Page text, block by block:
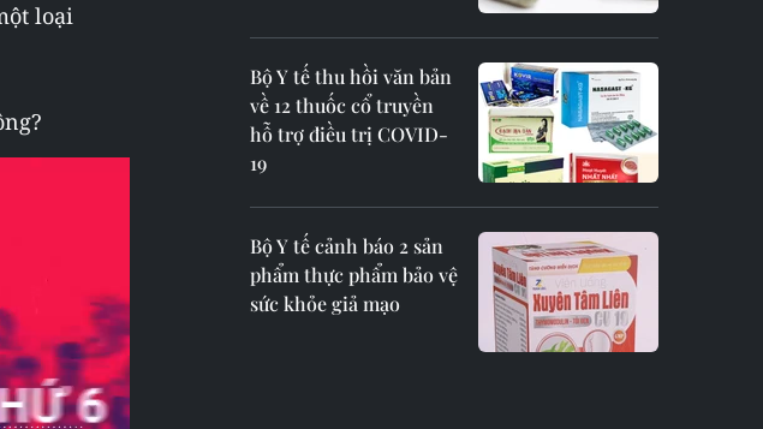
loại
Bộ Y tế thu hồi văn bản
về 12 thuốc cổ truyền
hỗ trợ điều trị COVID-
19
Bộ Y tế cảnh báo 2 sản
phẩm thực phẩm bảo vệ
sức khỏe giả mạo